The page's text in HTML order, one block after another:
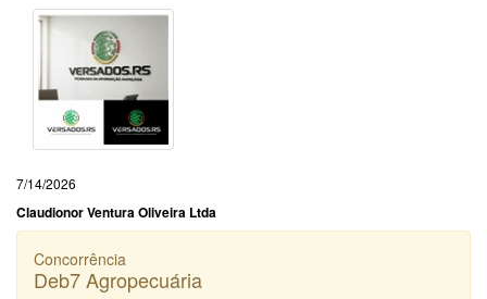
7/14/2026
Claudionor Ventura Oliveira Ltda
Concorrência
Deb7 Agropecuária